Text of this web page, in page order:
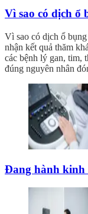
Vì sao có dịch ổ
Vì sao có dịch ổ
nhận kết quả thăm
các bệnh lý gan, tim,
đúng nguyên nhân
Đang hành kinh